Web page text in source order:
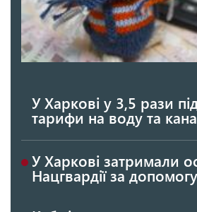
У Харкові у 3,5 рази
тарифи на воду та
У Харкові затримали
Нацгвардії за